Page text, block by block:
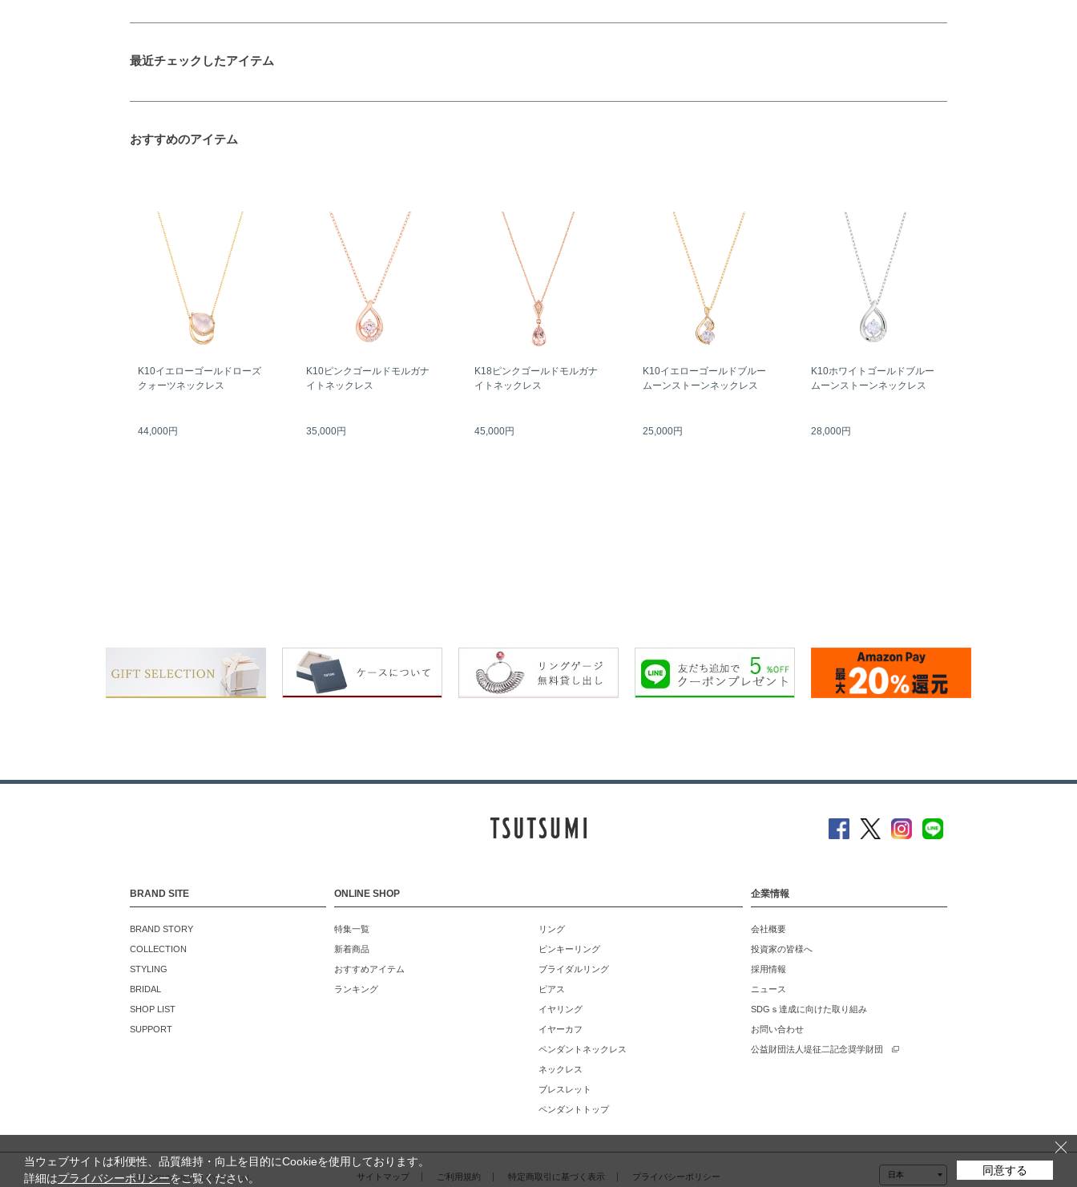
最近チェックしたアイテム
おすすめのアイテム
K10イエローゴールドローズ
クォーツネックレス
44,000円
K10ピンクゴールドモルガナ
イトネックレス
35,000円
K18ピンクゴールドモルガナ
イトネックレス
45,000円
K10イエローゴールドブルー
ムーンストーンネックレス
25,000円
K10ホワイトゴールドブルー
ムーンストーンネックレス
28,000円
BRAND SITE
BRAND STORY
COLLECTION
STYLING
BRIDAL
SHOP LIST
SUPPORT
ONLINE SHOP
特集一覧
新着商品
おすすめアイテム
ランキング
リング
ピンキーリング
ブライダルリング
ピアス
イヤリング
イヤーカフ
ペンダントネックレス
ネックレス
ブレスレット
ペンダントトップ
企業情報
会社概要
投資家の皆様へ
採用情報
ニュース
SDGｓ達成に向けた取り組み
お問い合わせ
公益財団法人堤征二記念奨学財団
サイトマップ ご利用規約 特定商取引に基づく表示 プライバシーポリシー
©TSUTSUMI JEWELRY Co., Ltd.
当ウェブサイトは利便性、品質維持・向上を目的にCookieを使用しております。
詳細はプライバシーポリシーをご覧ください。
同意する